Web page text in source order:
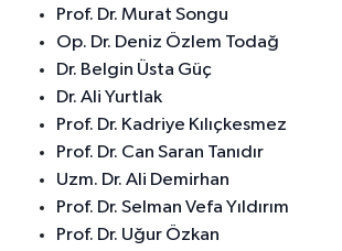
Prof. Dr. Murat Songu
Op. Dr. Deniz Özlem Todağ
Dr. Belgin Üsta Güç
Dr. Ali Yurtlak
Prof. Dr. Kadriye Kılıçkesmez
Prof. Dr. Can Saran Tanıdır
Uzm. Dr. Ali Demirhan
Prof. Dr. Selman Vefa Yıldırım
Prof. Dr. Uğur Özkan